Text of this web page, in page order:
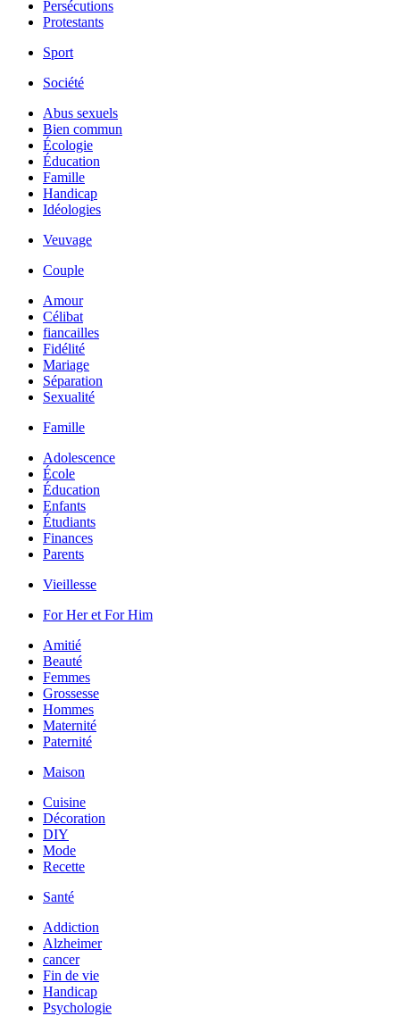
Persécutions
Protestants
Sport
Société
Abus sexuels
Bien commun
Écologie
Éducation
Famille
Handicap
Idéologies
Veuvage
Couple
Amour
Célibat
fiancailles
Fidélité
Mariage
Séparation
Sexualité
Famille
Adolescence
École
Éducation
Enfants
Étudiants
Finances
Parents
Vieillesse
For Her et For Him
Amitié
Beauté
Femmes
Grossesse
Hommes
Maternité
Paternité
Maison
Cuisine
Décoration
DIY
Mode
Recette
Santé
Addiction
Alzheimer
cancer
Fin de vie
Handicap
Psychologie